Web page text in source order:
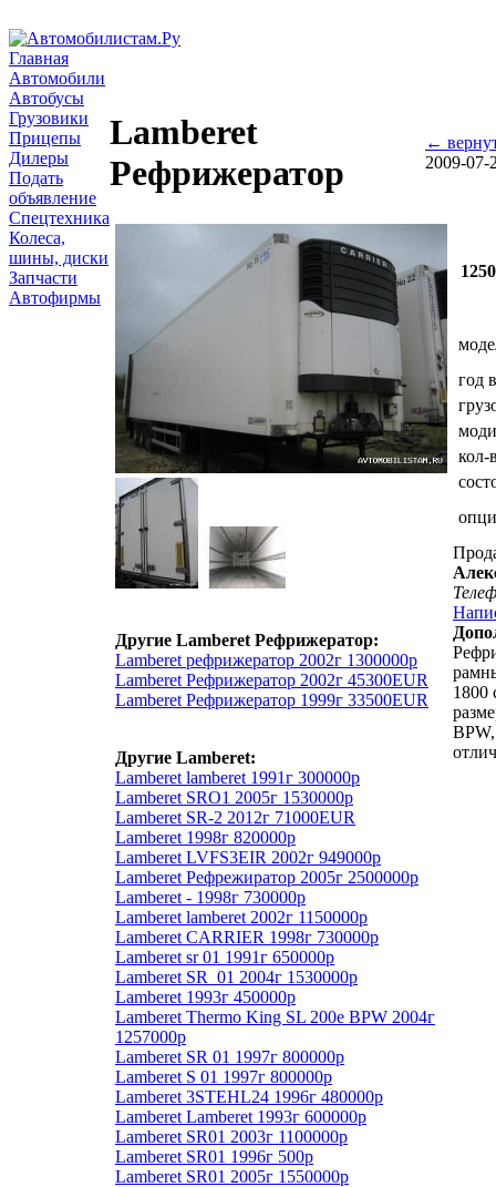
Главная
Автомобили
Автобусы
Грузовики
Прицепы
Дилеры
Подать
объявление
Спецтехника
Колеса,
шины, диски
Запчасти
Автофирмы
Lamberet
Рефрижератор
←
2009-07-
Другие Lamberet Рефрижератор:
Lamberet рефрижератор 2002г 1300000р
Lamberet Рефрижератор 2002г 45300EUR
Lamberet Рефрижератор 1999г 33500EUR
Другие Lamberet:
Lamberet lamberet 1991г 300000р
Lamberet SRO1 2005г 1530000р
Lamberet SR-2 2012г 71000EUR
Lamberet 1998г 820000р
Lamberet LVFS3EIR 2002г 949000р
Lamberet Рефрежиратор 2005г 2500000р
Lamberet - 1998г 730000р
Lamberet lamberet 2002г 1150000р
Lamberet CARRIER 1998г 730000р
Lamberet sr 01 1991г 650000р
Lamberet SR_01 2004г 1530000р
Lamberet 1993г 450000р
Lamberet Thermo King SL 200e BPW 2004г
1257000р
Lamberet SR 01 1997г 800000р
Lamberet S 01 1997г 800000р
Lamberet 3STEHL24 1996г 480000р
Lamberet Lamberet 1993г 600000р
Lamberet SR01 2003г 1100000р
Lamberet SR01 1996г 500р
Lamberet SR01 2005г 1550000р
год
кол-
1800